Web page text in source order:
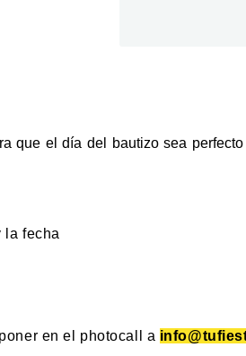
que el día del bautizo sea
la fecha
en el photocall a